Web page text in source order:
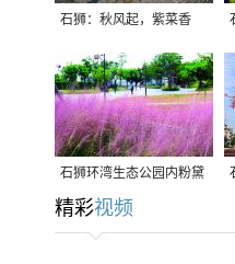
石狮：秋风起，紫菜香
石狮环湾生态公园内粉黛
乱子草盛放
精彩视频